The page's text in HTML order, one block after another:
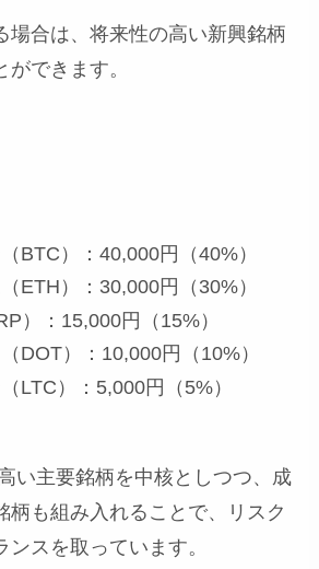
場合は、将来性の高い新興銘柄
ができます。
BTC）：40,000円（40%）
ETH）：30,000円（30%）
）：15,000円（15%）
DOT）：10,000円（10%）
LTC）：5,000円（5%）
い主要銘柄を中核としつつ、成
柄も組み入れることで、リスク
ンスを取っています。